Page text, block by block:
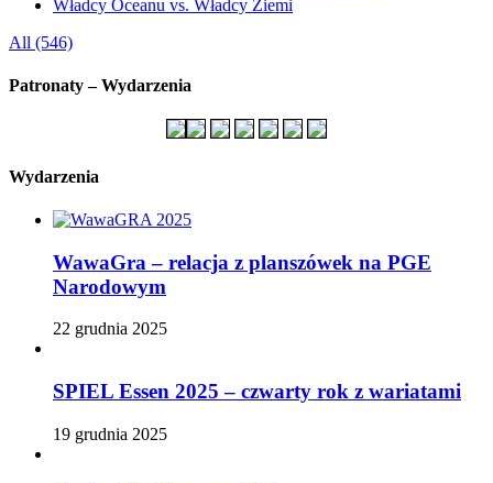
Władcy Oceanu vs. Władcy Ziemi
All (546)
Patronaty – Wydarzenia
Wydarzenia
WawaGra – relacja z planszówek na PGE
Narodowym
22 grudnia 2025
SPIEL Essen 2025 – czwarty rok z wariatami
19 grudnia 2025